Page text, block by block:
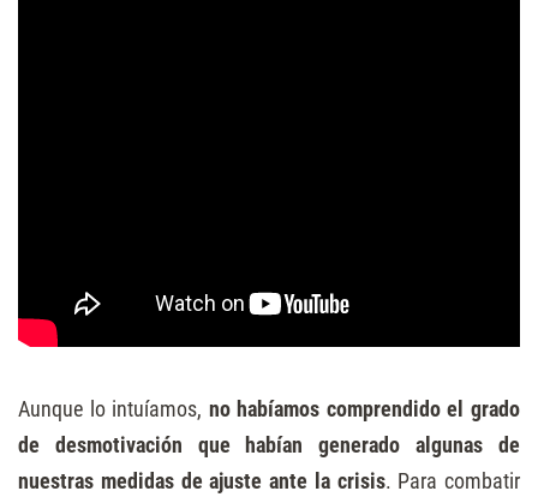
Aunque lo intuíamos, no habíamos comprendido el grado
de desmotivación que habían generado algunas de
nuestras medidas de ajuste ante la crisis. Para combatir